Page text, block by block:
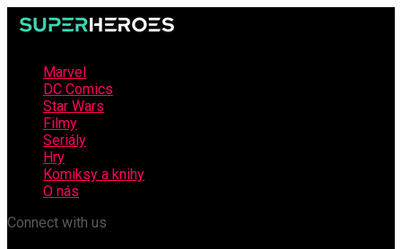
Marvel
DC Comics
Star Wars
Filmy
Seriály
Hry
Komiksy a knihy
O nás
Connect with us